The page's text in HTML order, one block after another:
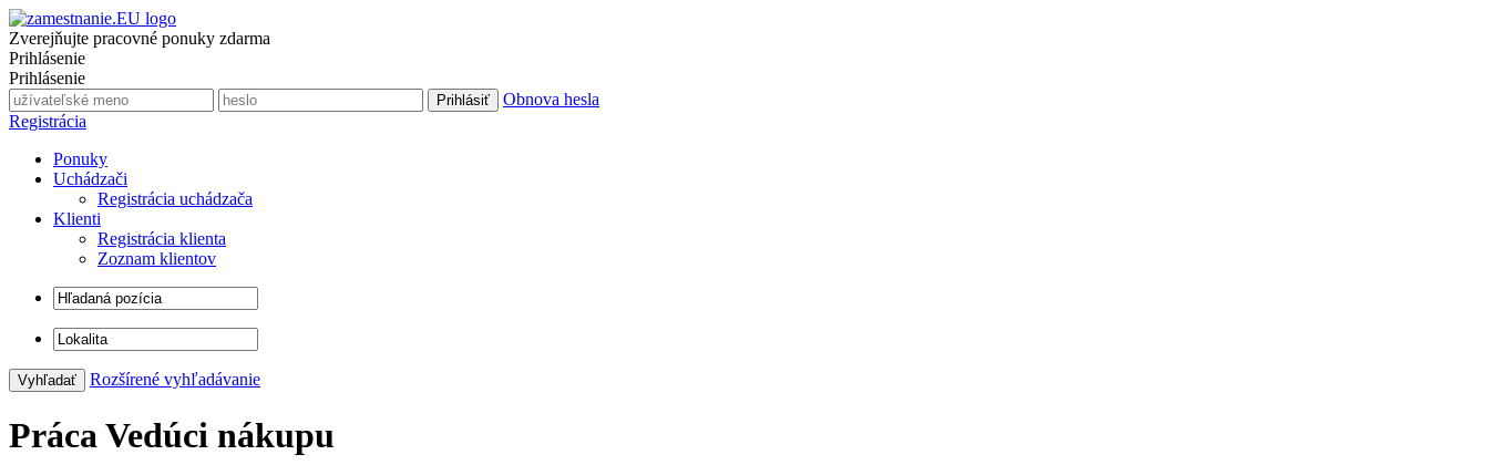
Zverejňujte pracovné ponuky zdarma
Prihlásenie
Prihlásenie
Obnova hesla
Registrácia
Ponuky
Uchádzači
Registrácia uchádzača
Klienti
Registrácia klienta
Zoznam klientov
Rozšírené vyhľadávanie
Práca Vedúci nákupu